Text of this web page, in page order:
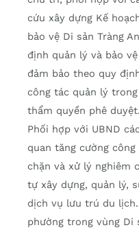
cứu xây dựng Kế
bảo vệ Di sản Tràng
định quản lý và bảo
đảm bảo theo quy
công tác quản lý
thẩm quyền phê duyệt.
Phối hợp với UBND
quan tăng cường
chặn và xử lý nghiêm
tự xây dựng, quản lý,
dịch vụ lưu trú du
phường trong vùng Di